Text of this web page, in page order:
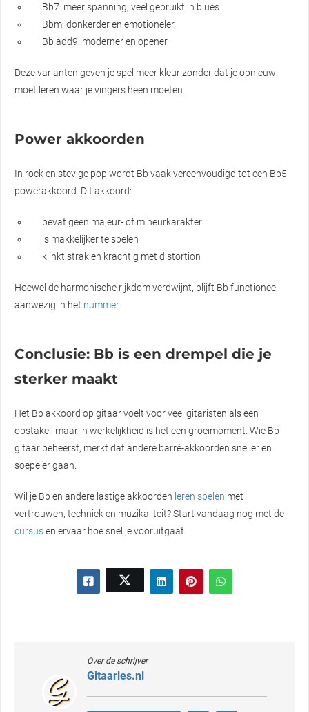
Bb7: meer spanning, veel gebruikt in blues
Bbm: donkerder en emotioneler
Bb add9: moderner en opener
Deze varianten geven je spel meer kleur zonder dat je opnieuw
moet leren waar je vingers heen moeten.
Power akkoorden
In rock en stevige pop wordt Bb vaak vereenvoudigd tot een Bb5
powerakkoord. Dit akkoord:
bevat geen majeur- of mineurkarakter
is makkelijker te spelen
klinkt strak en krachtig met distortion
Hoewel de harmonische rijkdom verdwijnt, blijft Bb functioneel
aanwezig in het nummer
Conclusie: Bb is een drempel die je
sterker maakt
Het Bb akkoord op gitaar voelt voor veel gitaristen als een
obstakel, maar in werkelijkheid is het een groeimoment. Wie Bb
gitaar beheerst, merkt dat andere barré-akkoorden sneller en
soepeler gaan.
Wil je Bb en andere lastige akkoorden leren spelen met
vertrouwen, techniek en muzikaliteit? Start vandaag nog met de
cursusen ervaar hoe snel je vooruitgaat.
Over de schrijver
Gitaarles.nl